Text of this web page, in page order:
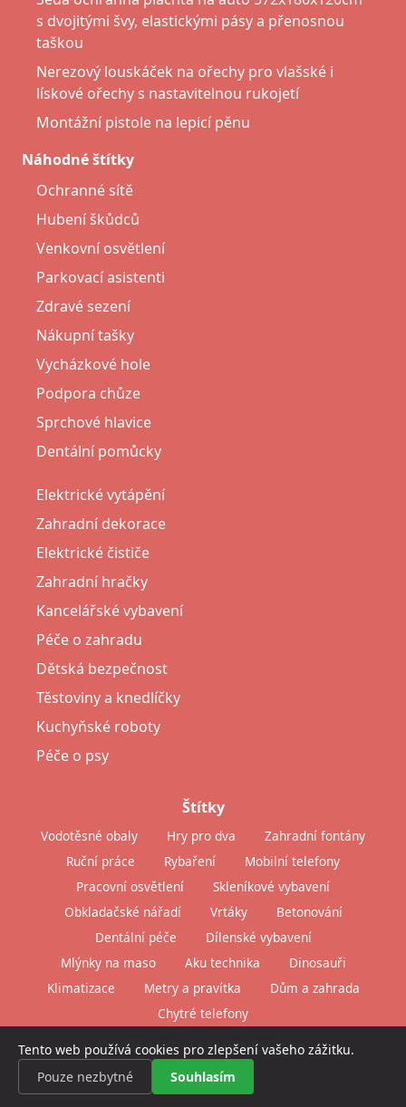
s dvojitými švy, elastickými pásy a přenosnou
taškou
Nerezový louskáček na ořechy pro vlašské i
lískové ořechy s nastavitelnou rukojetí
Montážní pistole na lepicí pěnu
Náhodné štítky
Ochranné sítě
Hubení škůdců
Venkovní osvětlení
Parkovací asistenti
Zdravé sezení
Nákupní tašky
Vycházkové hole
Podpora chůze
Sprchové hlavice
Dentální pomůcky
Elektrické vytápění
Zahradní dekorace
Elektrické čističe
Zahradní hračky
Kancelářské vybavení
Péče o zahradu
Dětská bezpečnost
Těstoviny a knedlíčky
Kuchyňské roboty
Péče o psy
Štítky
Vodotěsné obaly Hry pro dva
Zahradní fontány
Ruční práce
Rybaření
Mobilní telefony
Pracovní osvětlení
Skleníkové vybavení
Obkladačské nářadí
Vrtáky
Betonování
Dentální péče
Dílenské vybavení
Mlýnky na maso
Aku technika
Dinosauři
Klimatizace
Metry a pravítka
Dům a zahrada
Chytré telefony
© 2026 MIGHTY BUSINESS s.r.o.
Tento web používá cookies pro zlepšení vašeho zážitku.
Pouze nezbytné
Souhlasím